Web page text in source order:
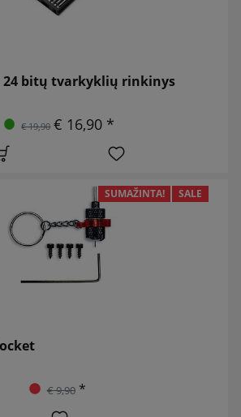
24 bitų tvarkyklių rinkinys
€ 19,90 € 16,90 *
SUMAŽINTA! SALE
€ 9,90*